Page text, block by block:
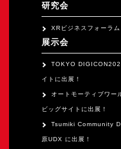
研究会
XRビジネスフォーラム
展示会
TOKYO
イトに出展！
オートモーティブワ
ビッグサイトに出展！
Tsumiki Community
原UDX に出展！